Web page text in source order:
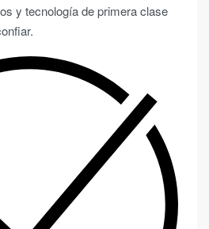
y tecnología de primera clase